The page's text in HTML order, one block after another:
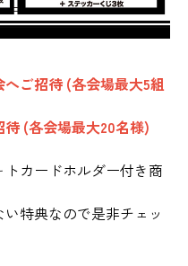
ご招待 (各会場最大5組
(各会場最大20名様)
カードホルダー付き商
特典なので是非チェッ